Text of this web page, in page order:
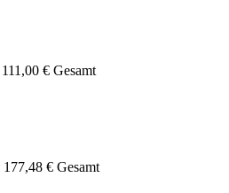
111,00 € Gesamt
177,48 € Gesamt